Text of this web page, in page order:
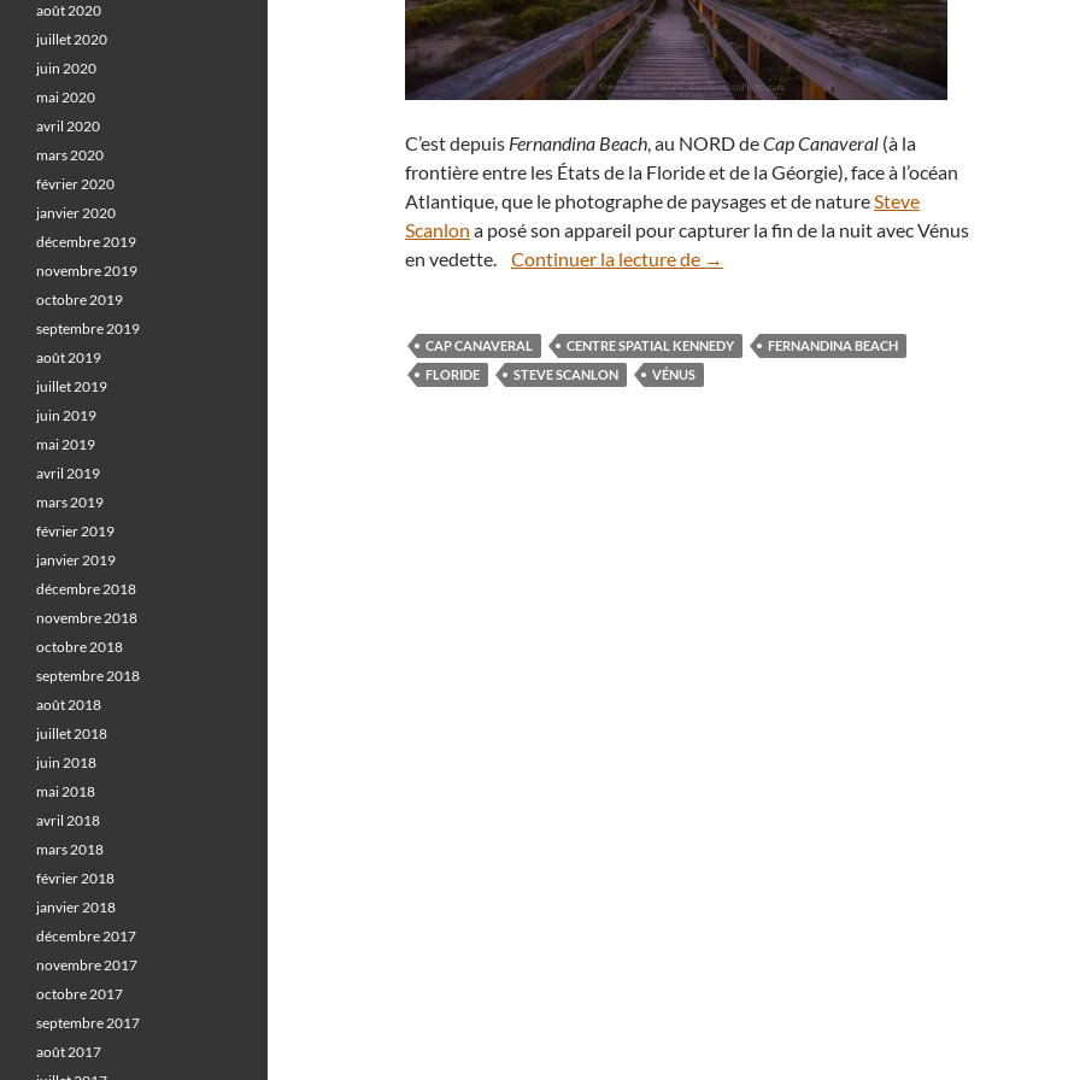
C’est depuis Fernandina Beach, au NORD deCap Canaveral (à la
frontière entre les États de la Floride et de la Géorgie), face à l’océan
Atlantique, que le photographe de paysages et de natureSteve
Scanlon a posé son appareil pour capturer la fin de la nuit avec Vénus
en vedette. Continuer la lecture de En Floride, la planète Vénus se lève sur
→
CAP CANAVERAL CENTRE SPATIAL KENNEDY
FERNANDINA BEACH
FLORIDE
STEVE SCANLON VÉNUS
août 2020
juillet 2020
juin 2020
mai 2020
avril 2020
mars 2020
février 2020
janvier 2020
décembre 2019
novembre 2019
octobre 2019
septembre 2019
août 2019
juillet 2019
juin 2019
mai 2019
avril 2019
mars 2019
février 2019
janvier 2019
décembre 2018
novembre 2018
octobre 2018
septembre 2018
août 2018
juillet 2018
juin 2018
mai 2018
avril 2018
mars 2018
février 2018
janvier 2018
décembre 2017
novembre 2017
octobre 2017
septembre 2017
août 2017